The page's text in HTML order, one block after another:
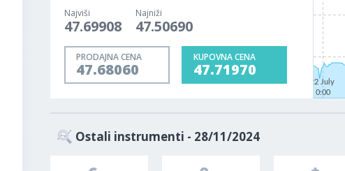
Najviši
47.69908
Najniži
47.50690
PRODAJNA CENA
47.68060
KUPOVNA CENA
47.71970
22 July
0:00
Ostali instrumenti - 28/11/2024